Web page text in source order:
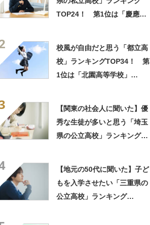
TOP24！ 第1位は「慶應義
校風が自由だと思う「都立高
校」ランキングTOP34！ 第
1位は「北園高等学校」
【関東の社会人に聞いた】優
秀な生徒が多いと思う「埼玉
県の公立高校」ランキング
【地元の50代に聞いた】子ど
もを入学させたい「三重県の
公立高校」ランキング